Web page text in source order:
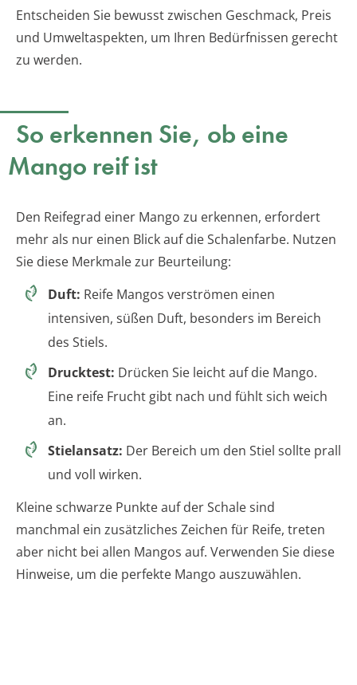
Entscheiden Sie bewusst zwischen Geschmack, Preis
und Umweltaspekten, um Ihren Bedürfnissen gerecht
zu werden.
So erkennen Sie, ob eine
Mango reif ist
Den Reifegrad einer Mango zu erkennen, erfordert
mehr als nur einen Blick auf die Schalenfarbe. Nutzen
Sie diese Merkmale zur Beurteilung:
Duft: Reife Mangos verströmen einen
intensiven, süßen Duft, besonders im Bereich
des Stiels.
Drucktest: Drücken Sie leicht auf die Mango.
Eine reife Frucht gibt nach und fühlt sich weich
an.
Stielansatz: Der Bereich um den Stiel sollte prall
und voll wirken.
Kleine schwarze Punkte auf der Schale sind
manchmal ein zusätzliches Zeichen für Reife, treten
aber nicht bei allen Mangos auf. Verwenden Sie diese
Hinweise, um die perfekte Mango auszuwählen.